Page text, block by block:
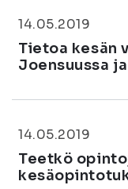
14.05.2019
Tietoa kesän
Joensuussa
14.05.2019
Teetkö